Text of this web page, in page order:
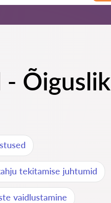
- Õiguslik
tekitamise juhtumid
vaidlustamine